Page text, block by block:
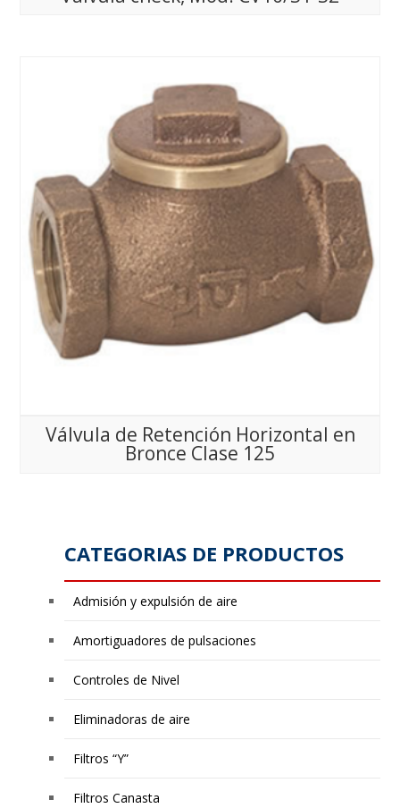
Válvula de Retención Horizontal en
Bronce Clase 125
CATEGORIAS DE PRODUCTOS
Admisión y expulsión de aire
Amortiguadores de pulsaciones
Controles de Nivel
Eliminadoras de aire
Filtros “Y”
Filtros Canasta